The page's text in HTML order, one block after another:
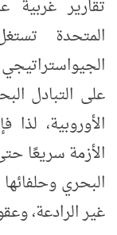
تقارير غربية
المتحدة
على التبادل
الأوروبية،
الأزمة سريعًا
البحري
غير الرادعة،